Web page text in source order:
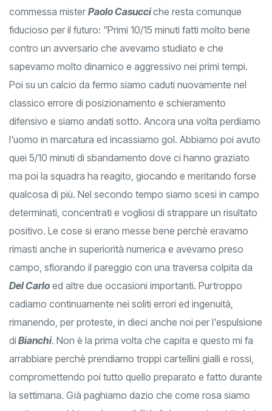
commessa mister Paolo Casucciche resta comunque
fiducioso per il futuro: "Primi 10/15 minuti fatti molto bene
contro un avversario che avevamo studiato e che
sapevamo molto dinamico e aggressivo nei primi tempi.
Poi su un calcio da fermo siamo caduti nuovamente nel
classico errore di posizionamento e schieramento
difensivo e siamo andati sotto. Ancora una volta perdiamo
l'uomo in marcatura ed incassiamo gol. Abbiamo poi avuto
quei 5/10 minuti di sbandamento dove ci hanno graziato
ma poi la squadra ha reagito, giocando e meritando forse
qualcosa di più. Nel secondo tempo siamo scesi in campo
determinati, concentrati e vogliosi di strappare un risultato
positivo. Le cose si erano messe bene perchè eravamo
rimasti anche in superiorità numerica e avevamo preso
campo, sfiorando il pareggio con una traversa colpita da
Del Carlo ed altre due occasioni importanti. Purtroppo
cadiamo continuamente nei soliti errori ed ingenuità,
rimanendo, per proteste, in dieci anche noi per l'espulsione
di Bianchi. Non è la prima volta che capita e questo mi fa
arrabbiare perchè prendiamo troppi cartellini gialli e rossi,
compromettendo poi tutto quello preparato e fatto durante
la settimana. Già paghiamo dazio che come rosa siamo